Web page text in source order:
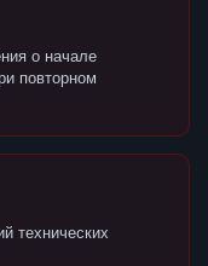
о начале
повторном
технических